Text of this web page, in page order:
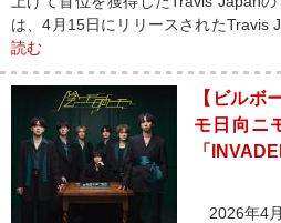
は、4月15日にリリースされたTravis
読む
【ビルボ
モ日向ニ
「
2026年4